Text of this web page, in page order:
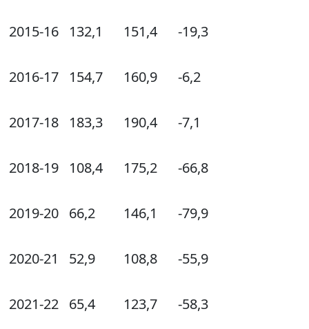
2015-16 132,1 151,4 -19,3
2016-17 154,7 160,9 -6,2
2017-18 183,3 190,4 -7,1
2018-19 108,4 175,2 -66,8
2019-20 66,2 146,1 -79,9
2020-21 52,9 108,8 -55,9
2021-22 65,4 123,7 -58,3